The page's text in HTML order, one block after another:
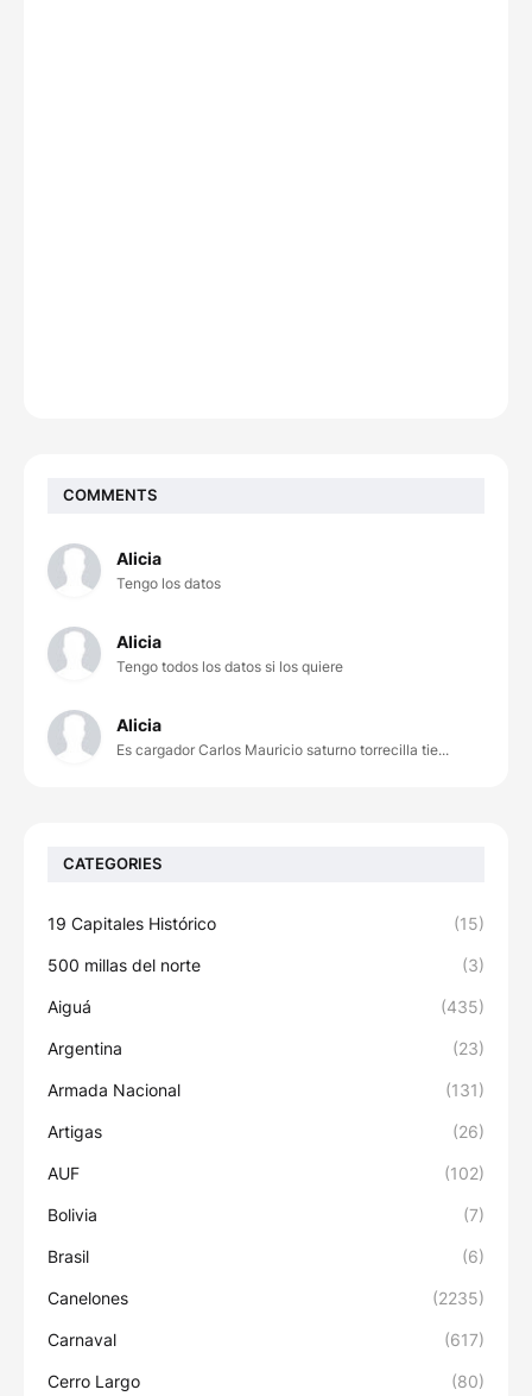
COMMENTS
Alicia
Tengo los datos
Alicia
Tengo todos los datos si los quiere
Alicia
Es cargador Carlos Mauricio saturno torrecilla tie...
CATEGORIES
19 Capitales Histórico (15)
500 millas del norte (3)
Aiguá (435)
Argentina (23)
Armada Nacional (131)
Artigas (26)
AUF (102)
Bolivia (7)
Brasil (6)
Canelones (2235)
Carnaval (617)
Cerro Largo (80)